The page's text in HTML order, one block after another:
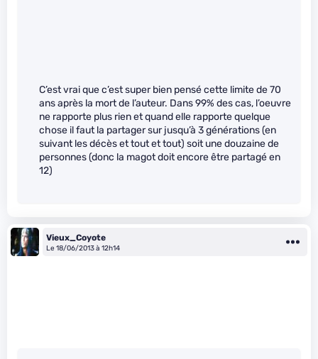
C’est vrai que c’est super bien pensé cette limite de 70
ans après la mort de l’auteur. Dans 99% des cas, l’oeuvre
ne rapporte plus rien et quand elle rapporte quelque
chose il faut la partager sur jusqu’à 3 générations (en
suivant les décès et tout et tout) soit une douzaine de
personnes (donc la magot doit encore être partagé en
12)
Vieux_Coyote
Le 18/06/2013 à 12h14